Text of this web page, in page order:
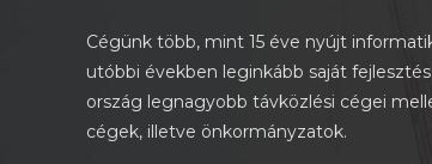
Cégünk több, mint 15 éve nyújt
utóbbi években leginkább saját
ország legnagyobb távközlési cégei
cégek, illetve önkormányzatok.